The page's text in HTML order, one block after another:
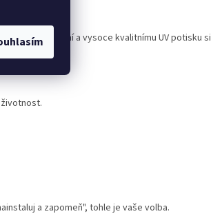
provedení
lakování a vysoce kvalitnímu UV potisku si
a zapomeň", tohle je vaše volba.